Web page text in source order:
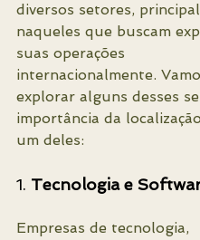
diversos setores,
naqueles que buscam
suas operações
internacionalmente.
explorar alguns desses
importância da
um deles:
1. Tecnologia e
Empresas de tecnologia,